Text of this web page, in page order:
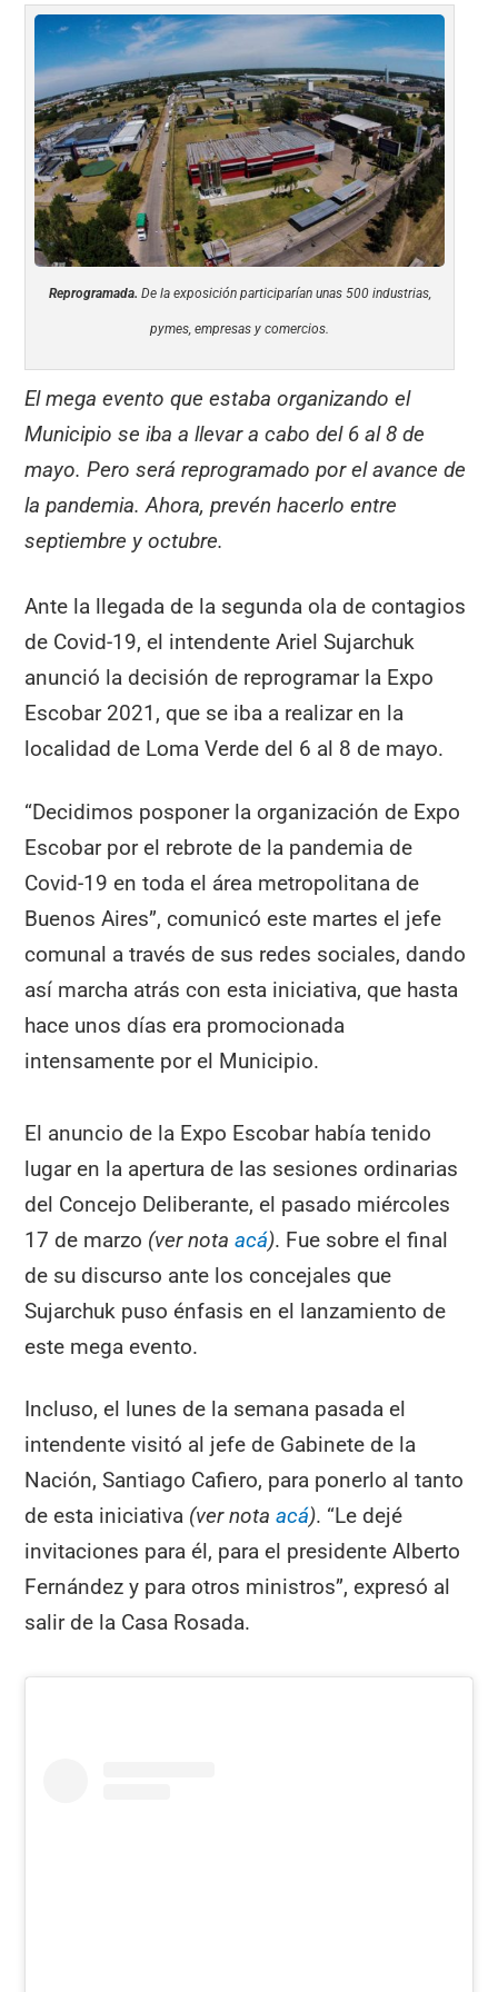
Reprogramada. De la exposición participarían unas 500 industrias,
pymes, empresas y comercios.
El mega evento que estaba organizando el
Municipio se iba a llevar a cabo del 6 al 8 de
mayo. Pero será reprogramado por el avance de
la pandemia. Ahora, prevén hacerlo entre
septiembre y octubre.
Ante la llegada de la segunda ola de contagios
de Covid-19, el intendente Ariel Sujarchuk
anunció la decisión de reprogramar la Expo
Escobar 2021, que se iba a realizar en la
localidad de Loma Verde del 6 al 8 de mayo.
“Decidimos posponer la organización de Expo
Escobar por el rebrote de la pandemia de
Covid-19 en toda el área metropolitana de
Buenos Aires”, comunicó este martes el jefe
comunal a través de sus redes sociales, dando
así marcha atrás con esta iniciativa, que hasta
hace unos días era promocionada
intensamente por el Municipio.
El anuncio de la Expo Escobar había tenido
lugar en la apertura de las sesiones ordinarias
del Concejo Deliberante, el pasado miércoles
17 de marzo (ver notaacá). Fue sobre el final
de su discurso ante los concejales que
Sujarchuk puso énfasis en el lanzamiento de
este mega evento.
Incluso, el lunes de la semana pasada el
intendente visitó al jefe de Gabinete de la
Nación, Santiago Cafiero, para ponerlo al tanto
de esta iniciativa (ver nota acá). “Le dejé
invitaciones para él, para el presidente Alberto
Fernández y para otros ministros”, expresó al
salir de la Casa Rosada.